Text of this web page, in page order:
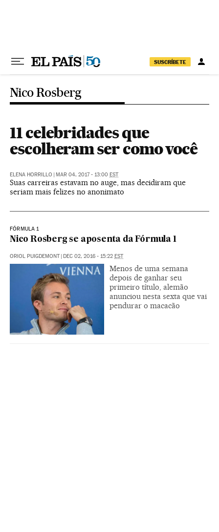
SUSCRÍBETE
Nico Rosberg
11 celebridades que
escolheram ser como você
ELENA HORRILLO | MAR 04, 2017 - 13:00 EST
Suas carreiras estavam no auge, mas decidiram que
seriam mais felizes no anonimato
FÓRMULA 1
Nico Rosberg se aposenta da Fórmula 1
ORIOL PUIGDEMONT | DEC 02, 2016 - 15:22 EST
Menos de uma semana
depois de ganhar seu
primeiro título, alemão
anunciou nesta sexta que vai
pendurar o macacão